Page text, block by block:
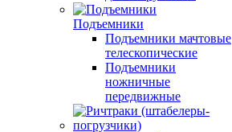
Подъемники
Подъемники мачтовые
телескопические
Подъемники
ножничные
передвижные